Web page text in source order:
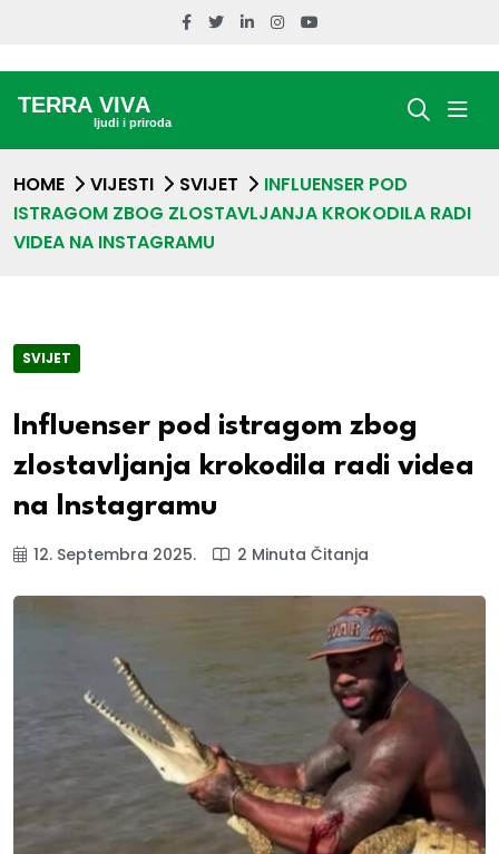
HOME VIJESTI SVIJET
INFLUENSER POD
ISTRAGOM ZBOG ZLOSTAVLJANJA KROKODILA RADI
VIDEA NA INSTAGRAMU
SVIJET
Influenser pod istragom zbog
zlostavljanja krokodila radi videa
na Instagramu
12. Septembra 2025. 2 Minuta Čitanja